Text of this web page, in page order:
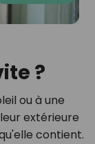
?
ou à une
extérieure
contient.